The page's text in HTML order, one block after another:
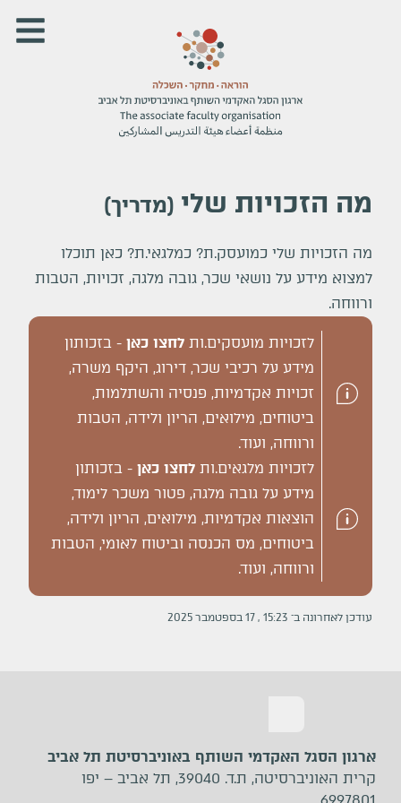
מה הזכויות שלי (מדריך)
מה הזכויות שלי כמועסק.ת? כמלגאי.ת? כאן תוכלו
למצוא מידע על נושאי שכר, גובה מלגה, זכויות, הטבות
ורווחה.
לזכויות מועסקים.ות לחצו כאן - בזכותון
מידע על רכיבי שכר, דירוג, היקף משרה,
זכויות אקדמיות, פנסיה והשתלמות,
ביטוחים, מילואים, הריון ולידה, הטבות
ורווחה, ועוד.
לזכויות מלגאים.ות לחצו כאן - בזכותון
מידע על גובה מלגה, פטור משכר לימוד,
הוצאות אקדמיות, מילואים, הריון ולידה,
ביטוחים, מס הכנסה וביטוח לאומי, הטבות
ורווחה, ועוד.
עודכן לאחרונה ב־ 15:23
,
17 בספטמבר 2025
ארגון הסגל האקדמי השותף באוניברסיטת תל אביב
קרית האוניברסיטה, ת.ד. 39040, תל אביב – יפו